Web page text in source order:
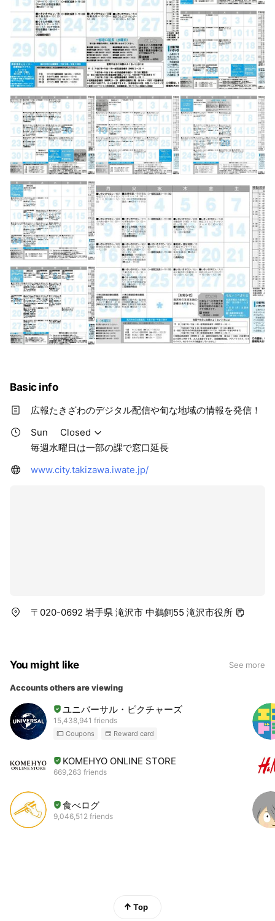
Basic info
広報たきざわのデジタル配信や旬な地域の情報を発信！
Sun
Closed
毎週水曜日は一部の課で窓口延長
www.city.takizawa.iwate.jp/
〒020-0692 岩手県 滝沢市 中鵜飼55 滝沢市役所
You might like See more
Accounts others are viewing
ユニバーサル・ピクチャーズ
15,438,941 friends
Coupons Reward card
KOMEHYO ONLINE STORE
669,263 friends
食べログ
9,046,512 friends
Top